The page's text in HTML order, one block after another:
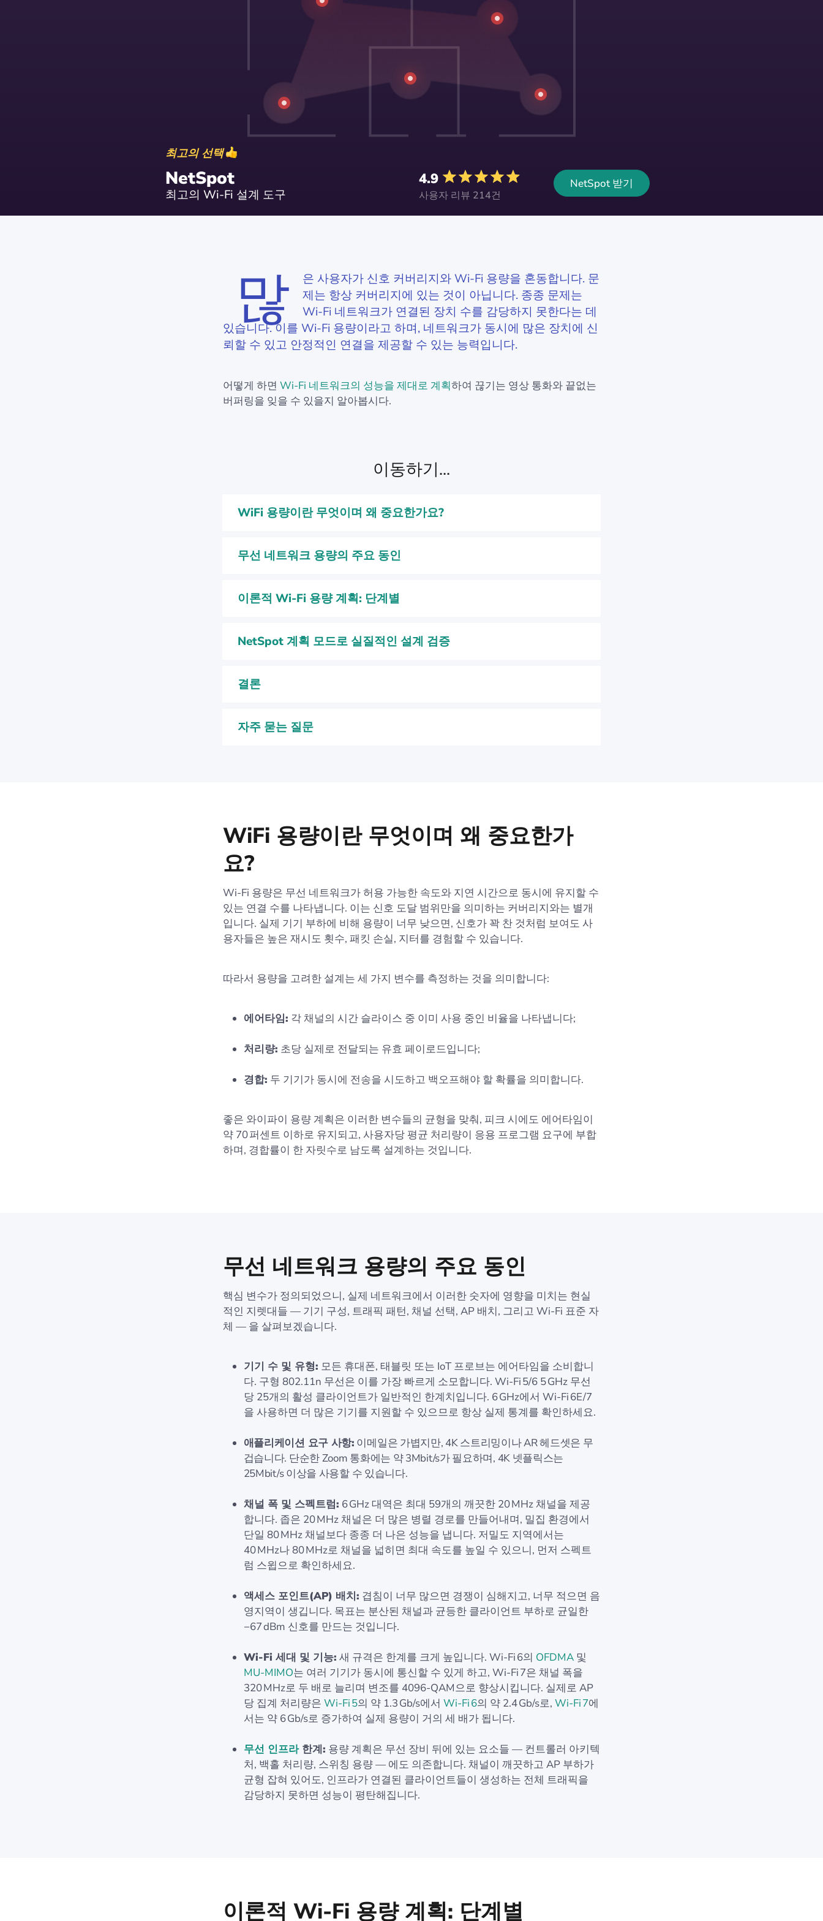
최고의 선택
NetSpot
최고의 Wi-Fi 설계 도구
4.9
사용자 리뷰 214건
NetSpot 받기
많
은 사용자가 신호 커버리지와 Wi-Fi 용량을 혼동합니다. 문
제는 항상 커버리지에 있는 것이 아닙니다. 종종 문제는
Wi-Fi 네트워크가 연결된 장치 수를 감당하지 못한다는 데
있습니다. 이를 Wi-Fi 용량이라고 하며, 네트워크가 동시에 많은 장치에 신
뢰할 수 있고 안정적인 연결을 제공할 수 있는 능력입니다.
어떻게 하면 Wi-Fi 네트워크의 성능을 제대로 계획하여 끊기는 영상 통화와 끝없는
버퍼링을 잊을 수 있을지 알아봅시다.
이동하기...
WiFi 용량이란 무엇이며 왜 중요한가요?
무선 네트워크 용량의 주요 동인
이론적 Wi‑Fi 용량 계획: 단계별
NetSpot 계획 모드로 실질적인 설계 검증
결론
자주 묻는 질문
WiFi 용량이란 무엇이며 왜 중요한가
요?
Wi‑Fi 용량은 무선 네트워크가 허용 가능한 속도와 지연 시간으로 동시에 유지할 수
있는 연결 수를 나타냅니다. 이는 신호 도달 범위만을 의미하는 커버리지와는 별개
입니다. 실제 기기 부하에 비해 용량이 너무 낮으면, 신호가 꽉 찬 것처럼 보여도 사
용자들은 높은 재시도 횟수, 패킷 손실, 지터를 경험할 수 있습니다.
따라서 용량을 고려한 설계는 세 가지 변수를 측정하는 것을 의미합니다:
에어타임: 각 채널의 시간 슬라이스 중 이미 사용 중인 비율을 나타냅니다;
처리량: 초당 실제로 전달되는 유효 페이로드입니다;
경합: 두 기기가 동시에 전송을 시도하고 백오프해야 할 확률을 의미합니다.
좋은 와이파이 용량 계획은 이러한 변수들의 균형을 맞춰, 피크 시에도 에어타임이
약 70 퍼센트 이하로 유지되고, 사용자당 평균 처리량이 응용 프로그램 요구에 부합
하며, 경합률이 한 자릿수로 남도록 설계하는 것입니다.
무선 네트워크 용량의 주요 동인
핵심 변수가 정의되었으니, 실제 네트워크에서 이러한 숫자에 영향을 미치는 현실
적인 지렛대들 — 기기 구성, 트래픽 패턴, 채널 선택, AP 배치, 그리고 Wi‑Fi 표준 자
체 — 을 살펴보겠습니다.
기기 수 및 유형: 모든 휴대폰, 태블릿 또는 IoT 프로브는 에어타임을 소비합니
다. 구형 802.11n 무선은 이를 가장 빠르게 소모합니다. Wi‑Fi 5/6 5 GHz 무선
당 25개의 활성 클라이언트가 일반적인 한계치입니다. 6 GHz에서 Wi‑Fi 6E/7
을 사용하면 더 많은 기기를 지원할 수 있으므로 항상 실제 통계를 확인하세요.
애플리케이션 요구 사항: 이메일은 가볍지만, 4K 스트리밍이나 AR 헤드셋은 무
겁습니다. 단순한 Zoom 통화에는 약 3Mbit/s가 필요하며, 4K 넷플릭스는
25Mbit/s 이상을 사용할 수 있습니다.
채널 폭 및 스펙트럼: 6 GHz 대역은 최대 59개의 깨끗한 20 MHz 채널을 제공
합니다. 좁은 20 MHz 채널은 더 많은 병렬 경로를 만들어내며, 밀집 환경에서
단일 80 MHz 채널보다 종종 더 나은 성능을 냅니다. 저밀도 지역에서는
40 MHz나 80 MHz로 채널을 넓히면 최대 속도를 높일 수 있으니, 먼저 스펙트
럼 스윕으로 확인하세요.
액세스 포인트(AP) 배치: 겹침이 너무 많으면 경쟁이 심해지고, 너무 적으면 음
영지역이 생깁니다. 목표는 분산된 채널과 균등한 클라이언트 부하로 균일한
−67 dBm 신호를 만드는 것입니다.
Wi‑Fi 세대 및 기능: 새 규격은 한계를 크게 높입니다. Wi‑Fi 6의 OFDMA및
MU‑MIMO는 여러 기기가 동시에 통신할 수 있게 하고, Wi‑Fi 7은 채널 폭을
320 MHz로 두 배로 늘리며 변조를 4096‑QAM으로 향상시킵니다. 실제로 AP
당 집계 처리량은 Wi‑Fi 5의 약 1.3 Gb/s에서 Wi‑Fi 6의 약 2.4 Gb/s로, Wi‑Fi 7에
서는 약 6 Gb/s로 증가하여 실제 용량이 거의 세 배가 됩니다.
무선 인프라한계: 용량 계획은 무선 장비 뒤에 있는 요소들 — 컨트롤러 아키텍
처, 백홀 처리량, 스위칭 용량 — 에도 의존합니다. 채널이 깨끗하고 AP 부하가
균형 잡혀 있어도, 인프라가 연결된 클라이언트들이 생성하는 전체 트래픽을
감당하지 못하면 성능이 평탄해집니다.
이론적 Wi‑Fi 용량 계획: 단계별